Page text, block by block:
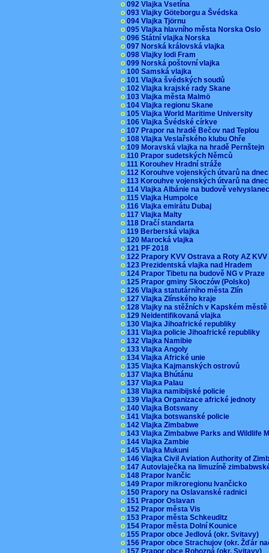
o 092 Vlajka Vsetína
o 093 Vlajky Göteborgu a Švédska
o 094 Vlajka Tjörnu
o 095 Vlajka hlavního města Norska Oslo
o 096 Státní vlajka Norska
o 097 Norská královská vlajka
o 098 Vlajky lodi Fram
o 099 Norská poštovní vlajka
o 100 Samská vlajka
o 101 Vlajka švédských soudů
o 102 Vlajka krajské rady Skane
o 103 Vlajka města Malmö
o 104 Vlajka regionu Skane
o 105 Vlajka World Maritime University
o 106 Vlajka Švédské církve
o 107 Prapor na hradě Bečov nad Teplou
o 108 Vlajka Veslařského klubu Ohře
o 109 Moravská vlajka na hradě Pernštejn
o 110 Prapor sudetských Němců
o 111 Korouhev Hradní stráže
o 112 Korouhve vojenských útvarů na
o 113 Korouhve vojenských útvarů na
o 114 Vlajka Albánie na budově
o 115 Vlajka Humpolce
o 116 Vlajka emirátu Dubaj
o 117 Vlajka Malty
o 118 Dračí standarta
o 119 Berberská vlajka
o 120 Marocká vlajka
o 121 PF 2018
o 122 Prapory KVV Ostrava a Roty AZ
o 123 Prezidentská vlajka nad Hradem
o 124 Prapor Tibetu na budově NG v Praze
o 125 Prapor gminy Skoczów (Polsko)
o 126 Vlajka statutárního města Zlín
o 127 Vlajka Zlínského kraje
o 128 Vlajky na stěžních v Kapském
o 129 Neidentifikovaná vlajka
o 130 Vlajka Jihoafrické republiky
o 131 Vlajka policie Jihoafrické republiky
o 132 Vlajka Namibie
o 133 Vlajka Angoly
o 134 Vlajka Africké unie
o 135 Vlajka Kajmanských ostrovů
o 137 Vlajka Bhútánu
o 137 Vlajka Palau
o 138 Vlajka namibijské policie
o 139 Vlajka Organizace africké jednoty
o 140 Vlajka Botswany
o 141 Vlajka botswanské policie
o 142 Vlajka Zimbabwe
o 143 Vlajka Zimbabwe Parks and Wildlife
o 144 Vlajka Zambie
o 145 Vlajka Mukuni
o 146 Vlajka Civil Aviation Authority of
o 147 Autovlaječka na limuzíně
o 148 Prapor Ivančic
o 149 Prapor mikroregionu Ivančicko
o 150 Prapory na Oslavanské radnici
o 151 Prapor Oslavan
o 152 Prapor města Vis
o 153 Prapor města Schkeuditz
o 154 Prapor města Dolní Kounice
o 155 Prapor obce Jedlová (okr. Svitavy)
o 156 Prapor obce Strachujov (okr. Žďár